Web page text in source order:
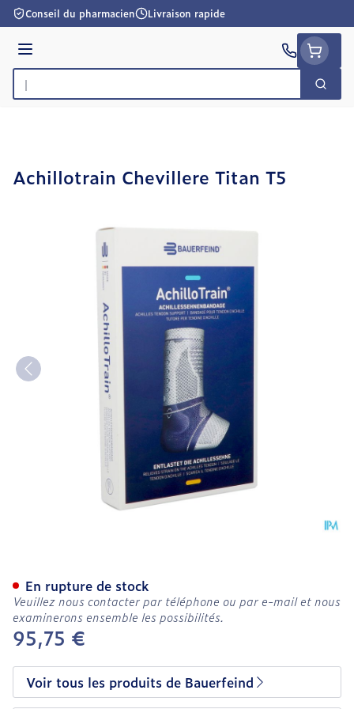
Aller au contenu
Conseil du pharmacien Livraison rapide
Menu
Rechercher
Achillotrain Chevillere Titan T5
95,75 €
En rupture de stock
Veuillez nous contacter par téléphone ou par e-mail et nous
examinerons ensemble les possibilités.
Voir tous les produits de Bauerfeind